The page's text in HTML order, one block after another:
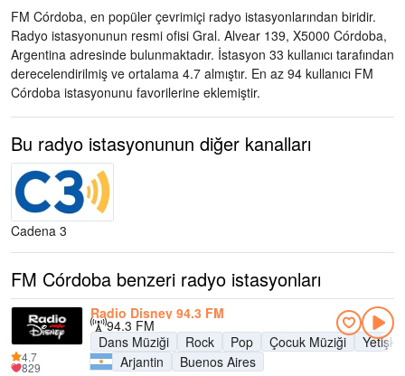
FM Córdoba, en popüler çevrimiçi radyo istasyonlarından biridir.
Radyo istasyonunun resmi ofisi Gral. Alvear 139, X5000 Córdoba,
Argentina adresinde bulunmaktadır. İstasyon 33 kullanıcı tarafından
derecelendirilmiş ve ortalama 4.7 almıştır. En az 94 kullanıcı FM
Córdoba istasyonunu favorilerine eklemiştir.
Bu radyo istasyonunun diğer kanalları
Cadena 3
FM Córdoba benzeri radyo istasyonları
Radio Disney 94.3 FM
94.3 FM
Dans Müziği
Rock Pop Çocuk Müziği
Arjantin
Buenos Aires
4.7
829